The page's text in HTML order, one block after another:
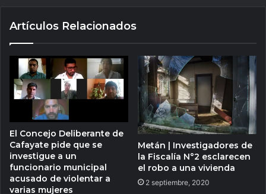
Artículos Relacionados
El Concejo Deliberante de
Cafayate pide que se
investigue a un
funcionario municipal
acusado de violentar a
varias mujeres
Metán | Investigadores de
la Fiscalía N°2 esclarecen
el robo a una vivienda
2 septiembre, 2020